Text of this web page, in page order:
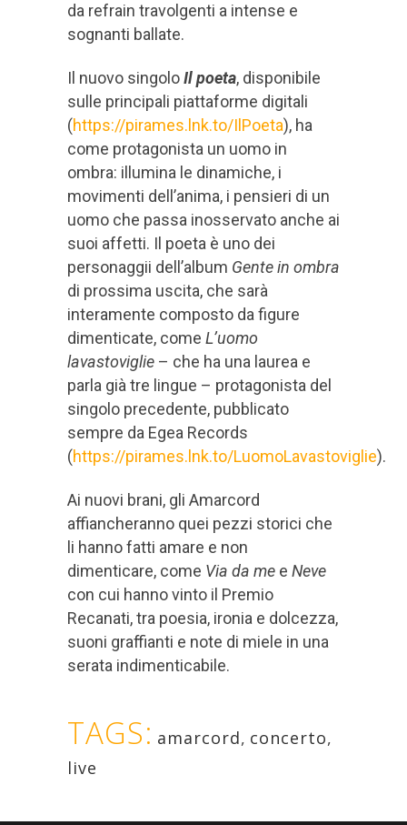
da refrain travolgenti a intense e
sognanti ballate.
Il nuovo singoloIlpoeta, disponibile
sulle principali piattaforme digitali
(https://pirames.lnk.to/IlPoeta), ha
come protagonista un uomo in
ombra: illumina le dinamiche, i
movimenti dell’anima, i pensieri di un
uomo che passa inosservato anche ai
suoi affetti. Il poeta è uno dei
personaggii dell’album Gente in ombra
di prossima uscita, che sarà
interamente composto da figure
dimenticate, come L’uomo
lavastoviglie – che ha una laurea e
parla già tre lingue – protagonista del
singolo precedente, pubblicato
sempre da Egea Records
(https://pirames.lnk.to/LuomoLavastoviglie).
Ai nuovi brani, gli Amarcord
affiancheranno quei pezzi storici che
li hanno fatti amare e non
dimenticare, come Via da me e Neve
con cui hanno vinto il Premio
Recanati, tra poesia, ironia e dolcezza,
suoni graffianti e note di miele in una
serata indimenticabile.
TAGS: amarcord, concerto,
live